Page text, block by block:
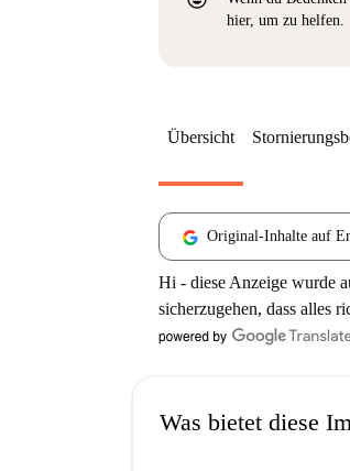
hier, um zu helfen.
Übersicht
Original-Inhalte auf
Hi - diese Anzeige wurde
sicherzugehen, dass alles
Was bietet diese